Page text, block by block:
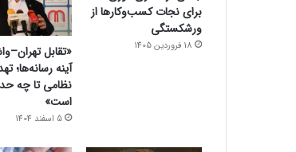
برای نجات کسب‌وکارها از
ورشکستگی
18 فروردین 1405
«تقابل
آینه رسانه‌ها؛
نظامی تا چه
است»
5 اسفند 1404